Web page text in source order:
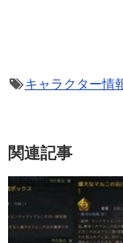
キャラクター情
関連記事